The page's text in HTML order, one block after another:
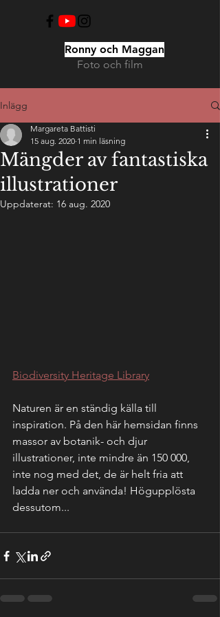
Ronny och Maggan
Foto och film
Inlägg
Mängder av fantastiska
illustrationer
Margareta Battisti
15 aug. 2020 1 min läsning
Uppdaterat: 16 aug. 2020
Biodiversity Heritage Library
Naturen är en ständig källa till
inspiration. På den här hemsidan finns
massor av botanik- och djur
illustrationer, inte mindre än 150 000,
inte nog med det, de är helt fria att
ladda ner och använda! Högupplösta
dessutom...